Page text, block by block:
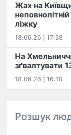
Жах на
ліжку
18.06.26 | 17:38
На
зґвалтувати
18.06.26 | 16:18
Розшук